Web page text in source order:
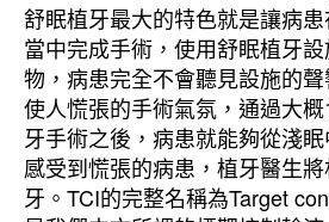
舒眠植牙最大的特色就是讓病
當中完成手術，使用舒眠植牙
物，病患完全不會聽見設施的
使人慌張的手術氣氛，通過大
牙手術之後，病患就能夠從淺
感受到慌張的病患，植牙醫生
牙。TCI的完整名稱為Target